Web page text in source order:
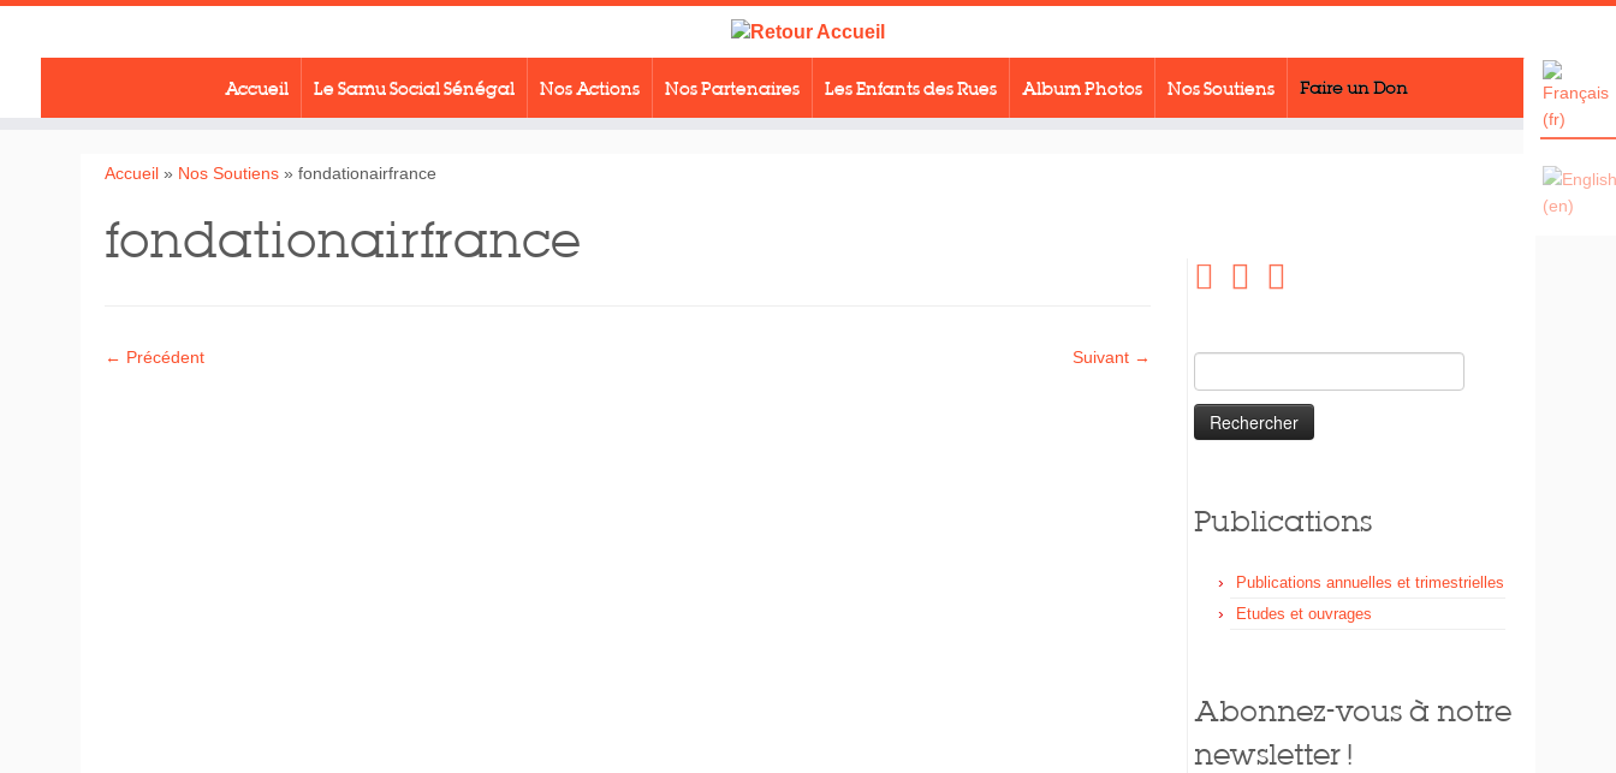
Passer
Accueil Le Samu Social Sénégal Nos Actions Nos Partenaires Les Enfants des Rues Album Photos Nos Soutiens Faire un Don
Accueil » Nos Soutiens » fondationairfrance
fondationairfrance
← Précédent Suivant →
Publications
Publications annuelles et trimestrielles
Etudes et ouvrages
Abonnez-vous à notre
newsletter !